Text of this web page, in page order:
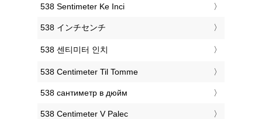
‎538 Sentimeter Ke Inci
‎538 インチセンチ
‎538 센티미터 인치
‎538 Centimeter Til Tomme
‎538 сантиметр в дюйм
‎538 Centimeter V Palec